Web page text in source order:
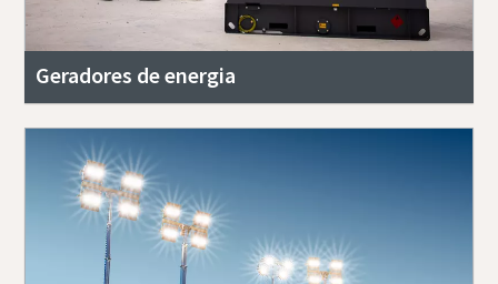
Geradores de energia